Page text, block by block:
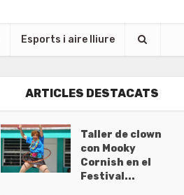
Esports i aire lliure
ARTICLES DESTACATS
Taller de clown
con Mooky
Cornish en el
Festival...